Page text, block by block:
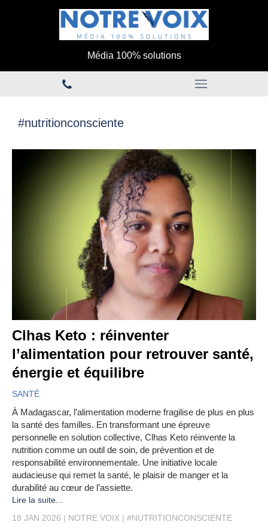
Média 100% solutions
#nutritionconsciente
Clhas Keto : réinventer
l’alimentation pour retrouver santé,
énergie et équilibre
SANTÉ
À Madagascar, l’alimentation moderne fragilise de plus en plus
la santé des familles. En transformant une épreuve
personnelle en solution collective, Clhas Keto réinvente la
nutrition comme un outil de soin, de prévention et de
responsabilité environnementale. Une initiative locale
audacieuse qui remet la santé, le plaisir de manger et la
durabilité au cœur de l’assiette.
Lire la suite...
18 JAN 2026
NOTRE VOIX #NUTRITIONCONSCIENTE